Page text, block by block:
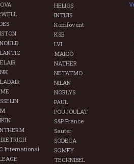
International
HELIOS
INTUIS
Komfovent
KSB
LVI
MAICO
NATHER
NETATMO
NILAN
NORLYS
PAUL
POUJOULAT
S&P France
Sauter
SODECA
SOMFY
TECHNIBEL